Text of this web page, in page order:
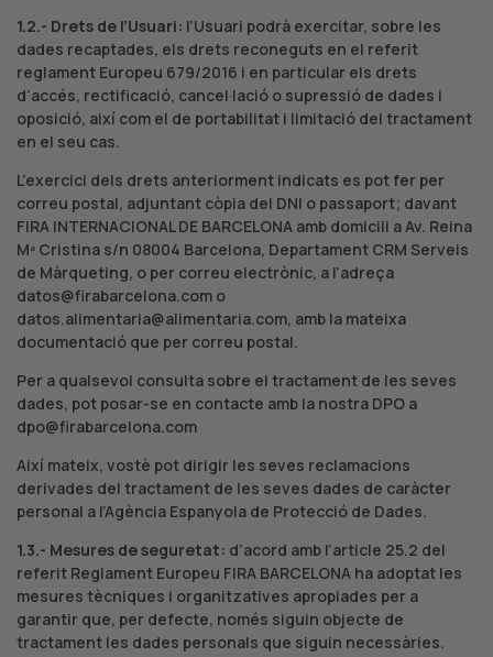
1.2.- Drets de l’Usuari: l’Usuari podrà exercitar, sobre les
dades recaptades, els drets reconeguts en el referit
reglament Europeu 679/2016 i en particular els drets
d’accés, rectificació, cancel·lació o supressió de dades i
oposició, així com el de portabilitat i limitació del tractament
en el seu cas.
L’exercici dels drets anteriorment indicats es pot fer per
correu postal, adjuntant còpia del DNI o passaport; davant
FIRA INTERNACIONAL DE BARCELONA amb domicili a Av. Reina
Mª Cristina s/n 08004 Barcelona, Departament CRM Serveis
de Màrqueting, o per correu electrònic, a l’adreça
datos@firabarcelona.com o
datos.alimentaria@alimentaria.com, amb la mateixa
documentació que per correu postal.
Per a qualsevol consulta sobre el tractament de les seves
dades, pot posar-se en contacte amb la nostra DPO a
dpo@firabarcelona.com
Així mateix, vostè pot dirigir les seves reclamacions
derivades del tractament de les seves dades de caràcter
personal a l’Agència Espanyola de Protecció de Dades.
1.3.- Mesures de seguretat: d’acord amb l’article 25.2 del
referit Reglament Europeu FIRA BARCELONA ha adoptat les
mesures tècniques i organitzatives apropiades per a
garantir que, per defecte, només siguin objecte de
tractament les dades personals que siguin necessàries.